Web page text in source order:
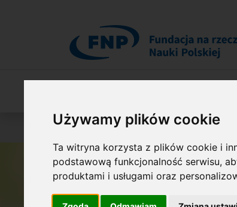
Używamy plików cookie
Ta witryna korzysta z plików cookie i
podstawową funkcjonalność serwisu,
produktami i usługami oraz
Jesteś tutaj:
Programy FIRST TEAM FENG